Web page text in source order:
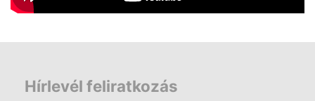
Hírlevél feliratkozás